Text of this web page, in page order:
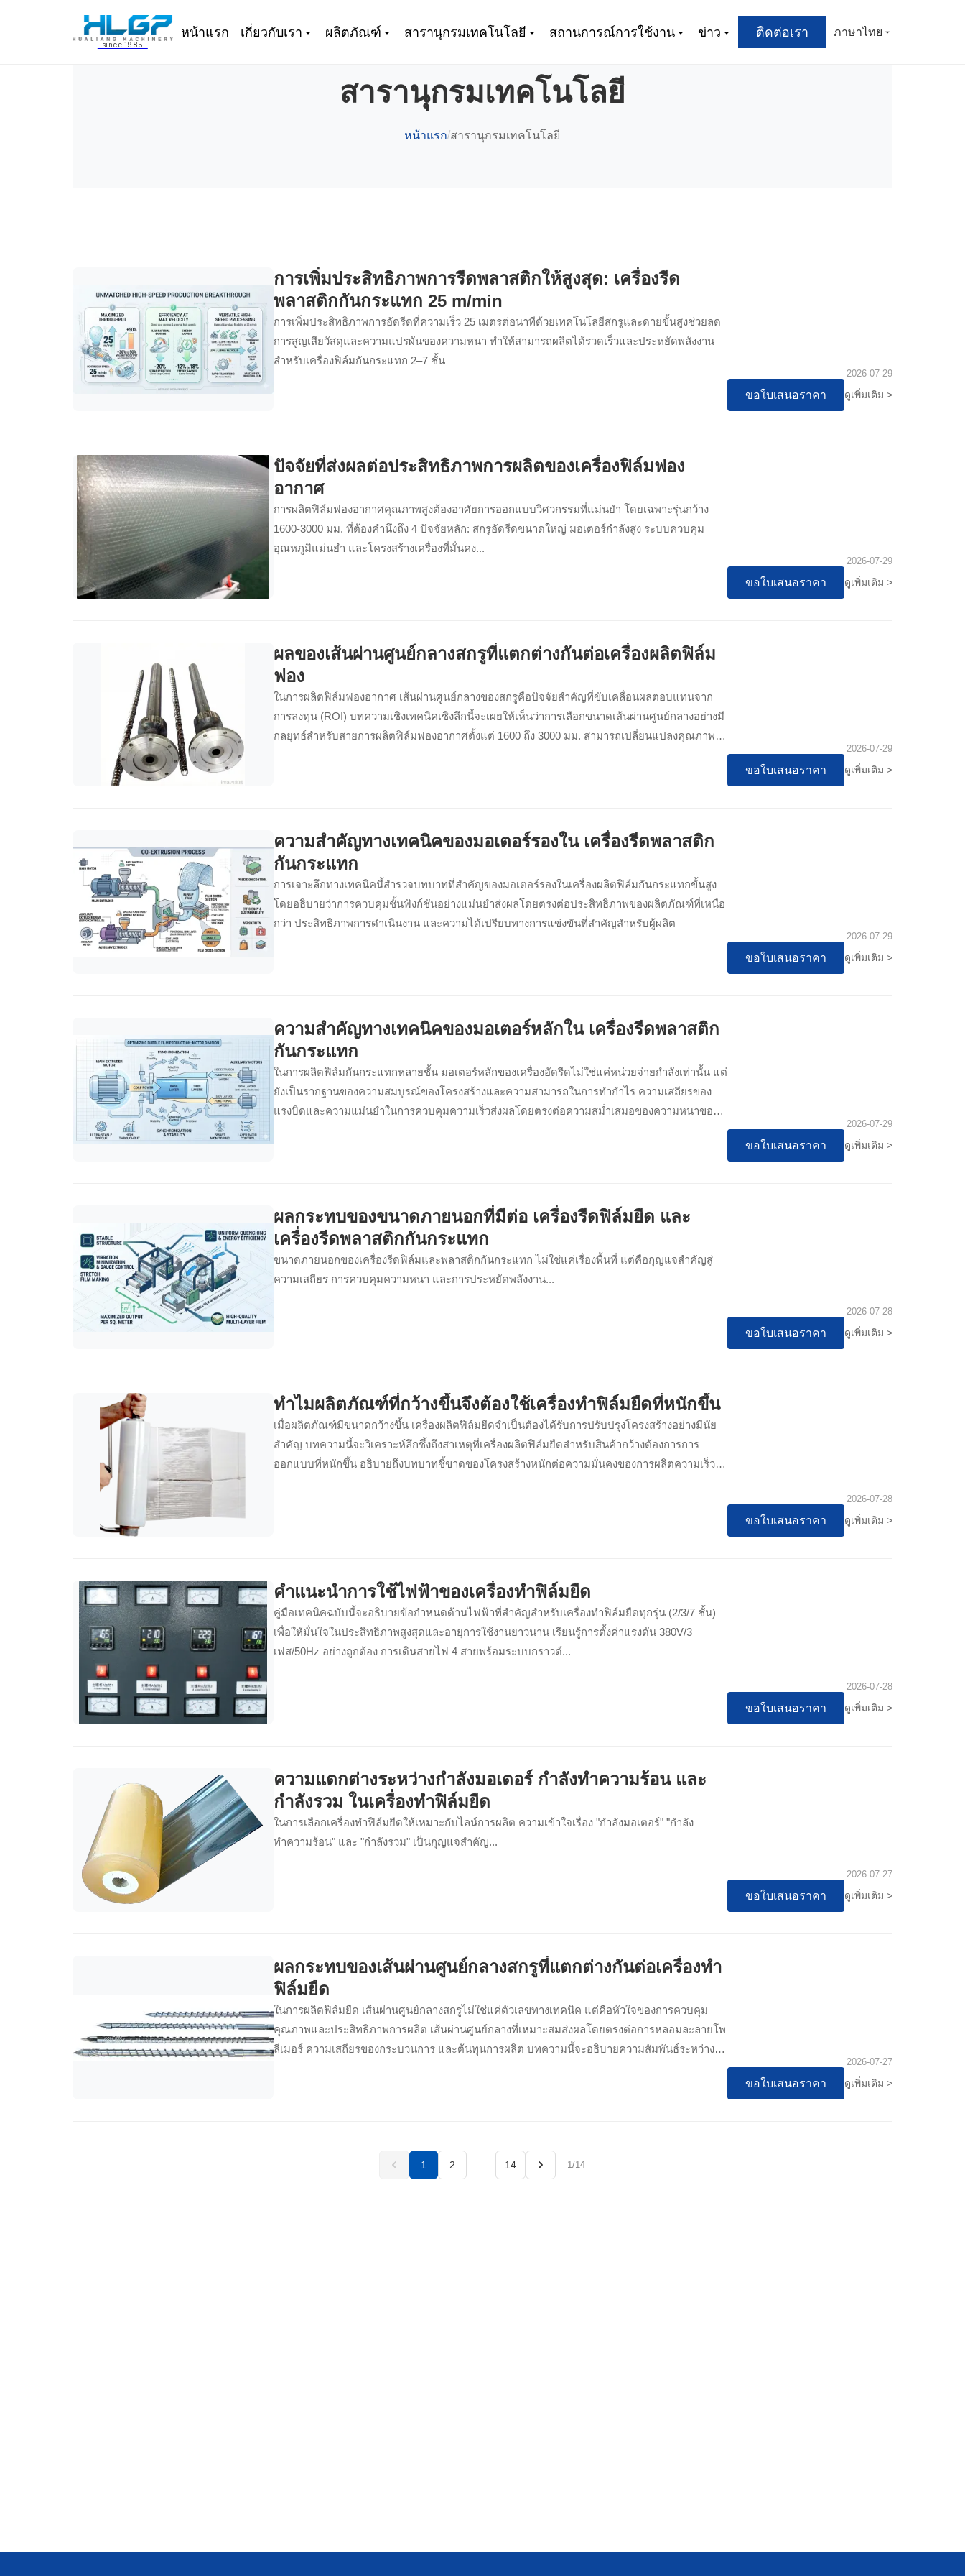
- since 1985 -
หน้าแรก เกี่ยวกับเรา ผลิตภัณฑ์ สารานุกรมเทคโนโลยี สถานการณ์การใช้งาน ข่าว ติดต่อเรา ภาษาไทย
สารานุกรมเทคโนโลยี
หน้าแรก/สารานุกรมเทคโนโลยี
การเพิ่มประสิทธิภาพการรีดพลาสติกให้สูงสุด: เครื่องรีด
พลาสติกกันกระแทก 25 m/min
การเพิ่มประสิทธิภาพการอัดรีดที่ความเร็ว 25 เมตรต่อนาทีด้วยเทคโนโลยีสกรูและดายขั้นสูงช่วยลด
การสูญเสียวัสดุและความแปรผันของความหนา ทำให้สามารถผลิตได้รวดเร็วและประหยัดพลังงาน
สำหรับเครื่องฟิล์มกันกระแทก 2–7 ชั้น
2026-07-29
ขอใบเสนอราคา ดูเพิ่มเติม >
ปัจจัยที่ส่งผลต่อประสิทธิภาพการผลิตของเครื่องฟิล์มฟอง
อากาศ
การผลิตฟิล์มฟองอากาศคุณภาพสูงต้องอาศัยการออกแบบวิศวกรรมที่แม่นยำ โดยเฉพาะรุ่นกว้าง
1600-3000 มม. ที่ต้องคำนึงถึง 4 ปัจจัยหลัก: สกรูอัดรีดขนาดใหญ่ มอเตอร์กำลังสูง ระบบควบคุม
อุณหภูมิแม่นยำ และโครงสร้างเครื่องที่มั่นคง...
2026-07-29
ขอใบเสนอราคา ดูเพิ่มเติม >
ผลของเส้นผ่านศูนย์กลางสกรูที่แตกต่างกันต่อเครื่องผลิตฟิล์ม
ฟอง
ในการผลิตฟิล์มฟองอากาศ เส้นผ่านศูนย์กลางของสกรูคือปัจจัยสำคัญที่ขับเคลื่อนผลตอบแทนจาก
การลงทุน (ROI) บทความเชิงเทคนิคเชิงลึกนี้จะเผยให้เห็นว่าการเลือกขนาดเส้นผ่านศูนย์กลางอย่างมี
กลยุทธ์สำหรับสายการผลิตฟิล์มฟองอากาศตั้งแต่ 1600 ถึง 3000 มม. สามารถเปลี่ยนแปลงคุณภาพ
2026-07-29
ขอใบเสนอราคา ดูเพิ่มเติม >
ความสำคัญทางเทคนิคของมอเตอร์รองใน เครื่องรีดพลาสติก
กันกระแทก
การเจาะลึกทางเทคนิคนี้สำรวจบทบาทที่สำคัญของมอเตอร์รองในเครื่องผลิตฟิล์มกันกระแทกขั้นสูง
โดยอธิบายว่าการควบคุมชั้นฟังก์ชันอย่างแม่นยำส่งผลโดยตรงต่อประสิทธิภาพของผลิตภัณฑ์ที่เหนือ
กว่า ประสิทธิภาพการดำเนินงาน และความได้เปรียบทางการแข่งขันที่สำคัญสำหรับผู้ผลิต
2026-07-29
ขอใบเสนอราคา ดูเพิ่มเติม >
ความสำคัญทางเทคนิคของมอเตอร์หลักใน เครื่องรีดพลาสติก
กันกระแทก
ในการผลิตฟิล์มกันกระแทกหลายชั้น มอเตอร์หลักของเครื่องอัดรีดไม่ใช่แค่หน่วยจ่ายกำลังเท่านั้น แต่
ยังเป็นรากฐานของความสมบูรณ์ของโครงสร้างและความสามารถในการทำกำไร ความเสถียรของ
แรงบิดและความแม่นยำในการควบคุมความเร็วส่งผลโดยตรงต่อความสม่ำเสมอของความหนาของ
2026-07-29
ขอใบเสนอราคา ดูเพิ่มเติม >
ผลกระทบของขนาดภายนอกที่มีต่อ เครื่องรีดฟิล์มยืด และ
เครื่องรีดพลาสติกกันกระแทก
ขนาดภายนอกของเครื่องรีดฟิล์มและพลาสติกกันกระแทก ไม่ใช่แค่เรื่องพื้นที่ แต่คือกุญแจสำคัญสู่
ความเสถียร การควบคุมความหนา และการประหยัดพลังงาน...
2026-07-28
ขอใบเสนอราคา ดูเพิ่มเติม >
ทำไมผลิตภัณฑ์ที่กว้างขึ้นจึงต้องใช้เครื่องทำฟิล์มยืดที่หนักขึ้น
เมื่อผลิตภัณฑ์มีขนาดกว้างขึ้น เครื่องผลิตฟิล์มยืดจำเป็นต้องได้รับการปรับปรุงโครงสร้างอย่างมีนัย
สำคัญ บทความนี้จะวิเคราะห์ลึกซึ้งถึงสาเหตุที่เครื่องผลิตฟิล์มยืดสำหรับสินค้ากว้างต้องการการ
ออกแบบที่หนักขึ้น อธิบายถึงบทบาทชี้ขาดของโครงสร้างหนักต่อความมั่นคงของการผลิตความเร็วสูง
2026-07-28
ขอใบเสนอราคา ดูเพิ่มเติม >
คำแนะนำการใช้ไฟฟ้าของเครื่องทำฟิล์มยืด
คู่มือเทคนิคฉบับนี้จะอธิบายข้อกำหนดด้านไฟฟ้าที่สำคัญสำหรับเครื่องทำฟิล์มยืดทุกรุ่น (2/3/7 ชั้น)
เพื่อให้มั่นใจในประสิทธิภาพสูงสุดและอายุการใช้งานยาวนาน เรียนรู้การตั้งค่าแรงดัน 380V/3
เฟส/50Hz อย่างถูกต้อง การเดินสายไฟ 4 สายพร้อมระบบกราวด์...
2026-07-28
ขอใบเสนอราคา ดูเพิ่มเติม >
ความแตกต่างระหว่างกำลังมอเตอร์ กำลังทำความร้อน และ
กำลังรวม ในเครื่องทำฟิล์มยืด
ในการเลือกเครื่องทำฟิล์มยืดให้เหมาะกับไลน์การผลิต ความเข้าใจเรื่อง "กำลังมอเตอร์" "กำลัง
ทำความร้อน" และ "กำลังรวม" เป็นกุญแจสำคัญ...
2026-07-27
ขอใบเสนอราคา ดูเพิ่มเติม >
ผลกระทบของเส้นผ่านศูนย์กลางสกรูที่แตกต่างกันต่อเครื่องทำ
ฟิล์มยืด
ในการผลิตฟิล์มยืด เส้นผ่านศูนย์กลางสกรูไม่ใช่แค่ตัวเลขทางเทคนิค แต่คือหัวใจของการควบคุม
คุณภาพและประสิทธิภาพการผลิต เส้นผ่านศูนย์กลางที่เหมาะสมส่งผลโดยตรงต่อการหลอมละลายโพ
ลีเมอร์ ความเสถียรของกระบวนการ และต้นทุนการผลิต บทความนี้จะอธิบายความสัมพันธ์ระหว่าง
2026-07-27
ขอใบเสนอราคา ดูเพิ่มเติม >
1 2 14 1/14